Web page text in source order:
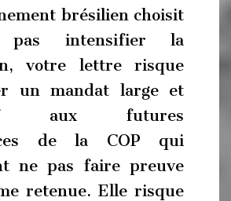
brésilien choisit
intensifier la
votre lettre risque
un mandat large et
aux futures
de la COP qui
ne pas faire preuve
retenue. Elle risque